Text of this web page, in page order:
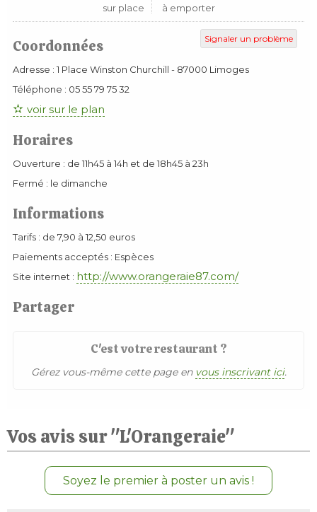
sur place à emporter
Signaler un problème
Coordonnées
Adresse : 1 Place Winston Churchill - 87000 Limoges
Téléphone : 05 55 79 75 32
voir sur le plan
Horaires
Ouverture : de 11h45 à 14h et de 18h45 à 23h
Fermé : le dimanche
Informations
Tarifs : de 7,90 à 12,50 euros
Paiements acceptés : Espèces
Site internet : http://www.orangeraie87.com/
Partager
C'est votre restaurant ?
Gérez vous-même cette page en vous inscrivant ici.
Vos avis sur "L'Orangeraie"
Soyez le premier à poster un avis !